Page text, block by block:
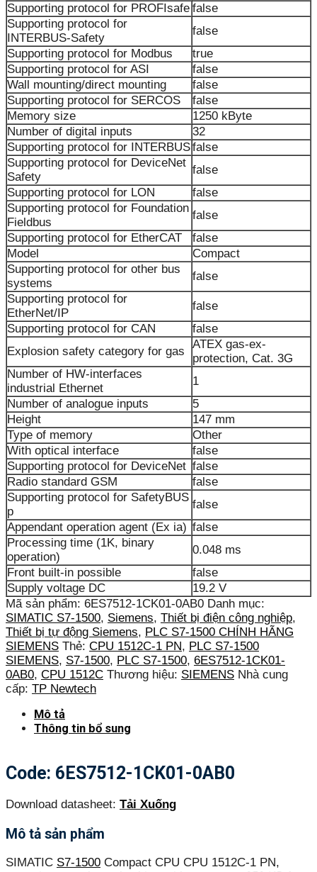
Supporting protocol for PROFIsafe false
Supporting protocol for
INTERBUS-Safety
false
Supporting protocol for Modbus
true
Supporting protocol for ASI
false
Wall mounting/direct mounting
false
Supporting protocol for SERCOS
false
Memory size
1250 kByte
Number of digital inputs
32
Supporting protocol for INTERBUSfalse
Supporting protocol for DeviceNet
Safety
false
Supporting protocol for LON
false
Supporting protocol for Foundation
Fieldbus
false
Supporting protocol for EtherCAT
false
Model
Compact
Supporting protocol for other bus
systems
false
Supporting protocol for
EtherNet/IP
false
Supporting protocol for CAN
false
Explosion safety category for gas
ATEX gas-ex-
protection, Cat. 3G
Number of HW-interfaces
industrial Ethernet
1
Number of analogue inputs
5
Height
147 mm
Type of memory
Other
With optical interface
false
Supporting protocol for DeviceNet false
Radio standard GSM
false
Supporting protocol for SafetyBUS
p
false
Appendant operation agent (Ex ia) false
Processing time (1K, binary
operation)
0.048 ms
Front built-in possible
false
Supply voltage DC
19.2 V
Mã sản phẩm: 6ES7512-1CK01-0AB0 Danh mục:
SIMATIC S7-1500, Siemens, Thiết bị điện công nghiệp,
Thiết bị tự động Siemens, PLC S7-1500 CHÍNH HÃNG
SIEMENS Thẻ: CPU 1512C-1 PN, PLC S7-1500
SIEMENS, S7-1500, PLC S7-1500, 6ES7512-1CK01-
0AB0, CPU 1512C Thương hiệu: SIEMENS Nhà cung
cấp: TP Newtech
Mô tả
Thông tin bổ sung
Code: 6ES7512-1CK01-0AB0
Download datasheet: Tải Xuống
Mô tả sản phẩm
SIMATIC S7-1500 Compact CPU CPU 1512C-1 PN,